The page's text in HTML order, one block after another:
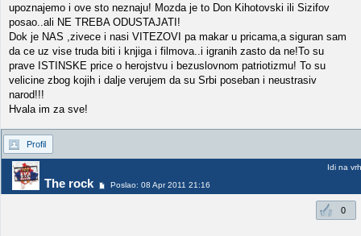
upoznajemo i ove sto neznaju! Mozda je to Don Kihotovski ili Sizifov
posao..ali NE TREBA ODUSTAJATI!
Dok je NAS ,zivece i nasi VITEZOVI pa makar u pricama,a siguran sam
da ce uz vise truda biti i knjiga i filmova..i igranih zasto da ne!To su
prave ISTINSKE price o herojstvu i bezuslovnom patriotizmu! To su
velicine zbog kojih i dalje verujem da su Srbi poseban i neustrasiv
narod!!!
Hvala im za sve!
Profil
The rock Poslao: 08 Apr 2011 21:16
Idi na vrh
0